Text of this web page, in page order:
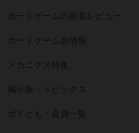
ボードゲームの新着レビュー
ボードゲーム会情報
メカニクス特集
掲示板・トピックス
ボドとも・会員一覧